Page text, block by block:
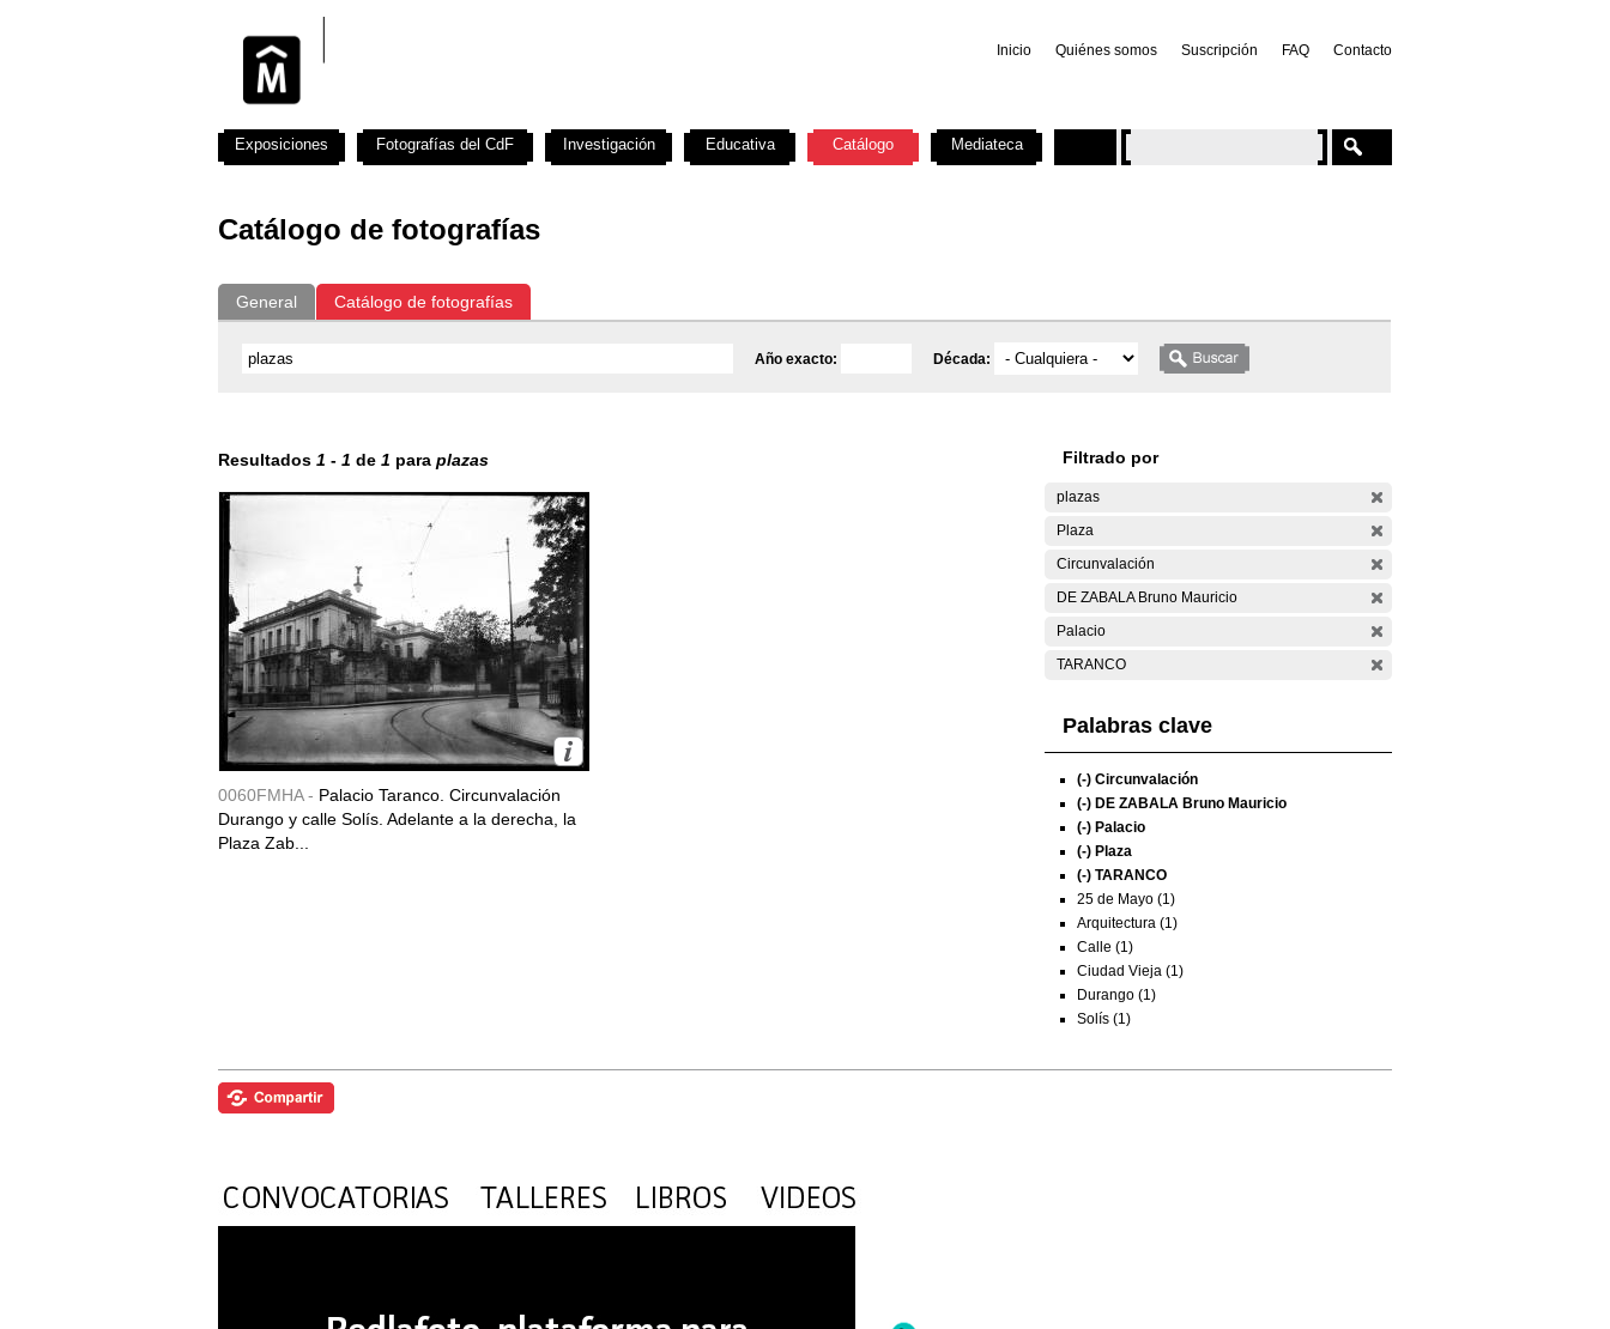
Inicio Quiénes somos Suscripción FAQ Contacto
Catálogo de fotografías
General Catálogo de fotografías
Año exacto: Década:
Resultados 1 - 1 de 1 para plazas
0060FMHA - Palacio Taranco. Circunvalación
Durango y calle Solís. Adelante a la derecha, la
Plaza Zab...
Filtrado por
plazas
Plaza
Circunvalación
DE ZABALA Bruno Mauricio
Palacio
TARANCO
Palabras clave
(-) Circunvalación
(-) DE ZABALA Bruno Mauricio
(-) Palacio
(-) Plaza
(-) TARANCO
25 de Mayo (1)
Arquitectura (1)
Calle (1)
Ciudad Vieja (1)
Durango (1)
Solís (1)
Exposiciones Fotografías del CdF Investigación Educativa Catálogo Mediateca